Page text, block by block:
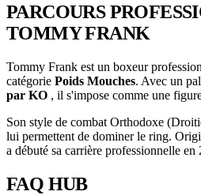
PARCOURS
TOMMY FRANK
Tommy Frank est un boxeur
catégorie Poids Mouches. Avec un
par KO , il s'impose comme une
Son style de combat Orthodoxe
lui permettent de dominer le ring.
a débuté sa carrière professionnelle en
FAQ HUB